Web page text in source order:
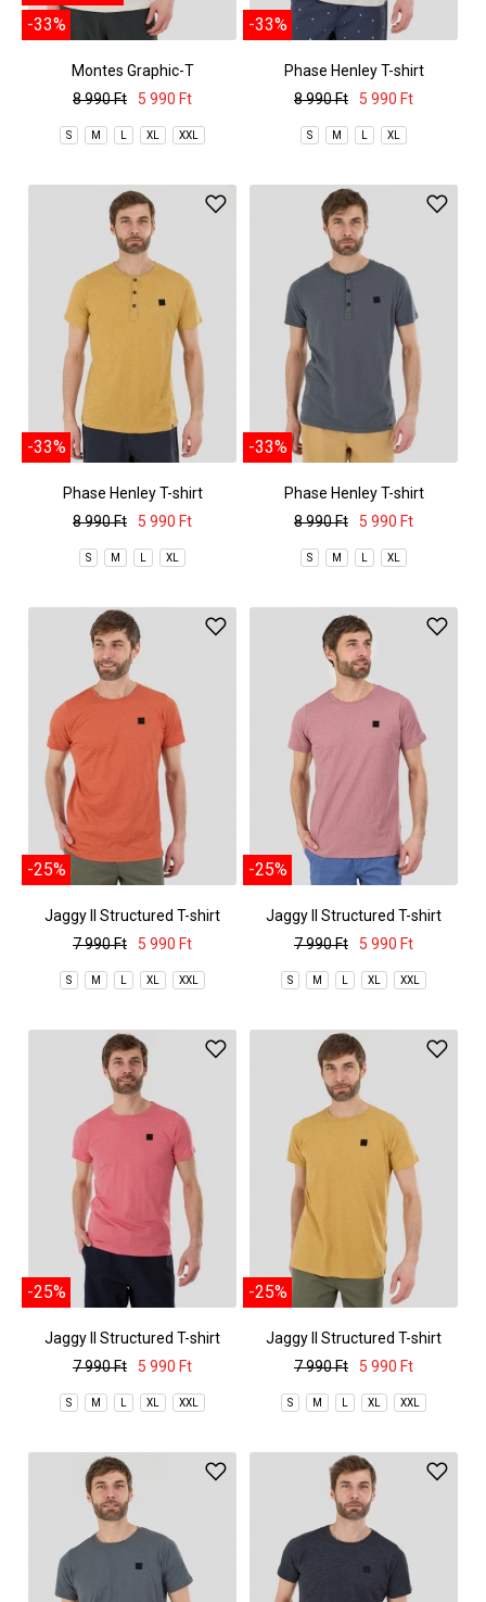
-33%
Montes Graphic-T
8 990 Ft
5 990 Ft
S M L XL XXL
-33%
Phase Henley T-shirt
8 990 Ft
5 990 Ft
S M L XL
-33%
Phase Henley T-shirt
8 990 Ft
5 990 Ft
S M L XL
-33%
Phase Henley T-shirt
8 990 Ft
5 990 Ft
S M L XL
-25%
Jaggy II Structured T-shirt
7 990 Ft
5 990 Ft
S M L XL XXL
-25%
Jaggy II Structured T-shirt
7 990 Ft
5 990 Ft
S M L XL XXL
-25%
Jaggy II Structured T-shirt
7 990 Ft
5 990 Ft
S M L XL XXL
-25%
Jaggy II Structured T-shirt
7 990 Ft
5 990 Ft
S M L XL XXL